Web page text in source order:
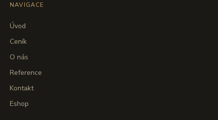
NAVIGACE
Úvod
Ceník
O nás
Reference
Kontakt
Eshop